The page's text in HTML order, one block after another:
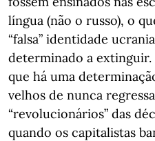
língua (não o russo), o
“falsa” identidade
determinado a extinguir.
que há uma
velhos de nunca
“revolucionários” das
quando os capitalistas